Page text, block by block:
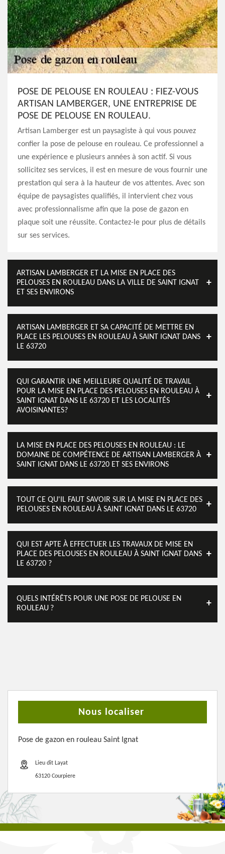
POSE DE PELOUSE EN ROULEAU : FIEZ-VOUS
ARTISAN LAMBERGER, UNE ENTREPRISE DE
POSE DE PELOUSE EN ROULEAU.
Artisan Lamberger est un paysagiste à qui vous pouvez
confier la pose de pelouse en rouleau. Ce professionnel a
une expérience e plusieurs années à son actif. Si vous
sollicitez ses services, il est en mesure de vous fournir une
prestation qui sera à la hauteur de vos attentes. Avec son
équipe de paysagistes qualifiés, il intervient chez vous
avec professionnalisme afin que la pose de gazon en
plaque soit une réussite. Contactez-le pour plus de détails
sur ses services.
ARTISAN LAMBERGER ET LA MISE EN PLACE DES
PELOUSES EN ROULEAU DANS LA VILLE DE SAINT IGNAT
ET SES ENVIRONS
ARTISAN LAMBERGER ET SA CAPACITÉ DE METTRE EN
PLACE LES PELOUSES EN ROULEAU À SAINT IGNAT DANS
LE 63720
QUI GARANTIR UNE MEILLEURE QUALITÉ DE TRAVAIL
POUR LA MISE EN PLACE DES PELOUSES EN ROULEAU À
SAINT IGNAT DANS LE 63720 ET LES LOCALITÉS
AVOISINANTES?
LA MISE EN PLACE DES PELOUSES EN ROULEAU : LE
DOMAINE DE COMPÉTENCE DE ARTISAN LAMBERGER À
SAINT IGNAT DANS LE 63720 ET SES ENVIRONS
TOUT CE QU'IL FAUT SAVOIR SUR LA MISE EN PLACE DES
PELOUSES EN ROULEAU À SAINT IGNAT DANS LE 63720
QUI EST APTE À EFFECTUER LES TRAVAUX DE MISE EN
PLACE DES PELOUSES EN ROULEAU À SAINT IGNAT DANS
LE 63720 ?
QUELS INTÉRÊTS POUR UNE POSE DE PELOUSE EN
ROULEAU ?
Nous localiser
Pose de gazon en rouleau Saint Ignat
Lieu dit Layat
63120 Courpiere